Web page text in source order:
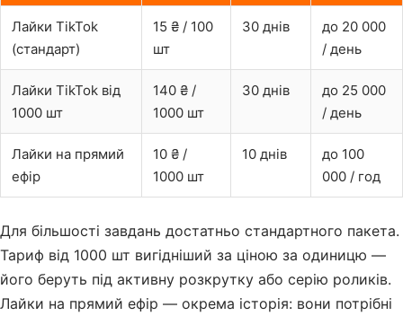
Лайки TikTok
(стандарт)
15 ₴ / 100
шт
30 днів
до 20 000
/ день
Лайки TikTok від
1000 шт
140 ₴ /
1000 шт
30 днів
до 25 000
/ день
Лайки на прямий
ефір
10 ₴ /
1000 шт
10 днів
до 100
000 / год
Для більшості завдань достатньо стандартного пакета.
Тариф від 1000 шт вигідніший за ціною за одиницю —
його беруть під активну розкрутку або серію роликів.
Лайки на прямий ефір — окрема історія: вони потрібні